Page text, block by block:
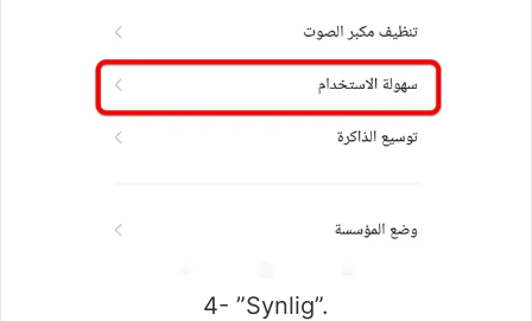
4- ”Synlig”.